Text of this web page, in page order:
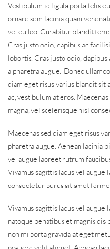
Vestibulum id ligula porta felis
ornare sem lacinia quam
vel eu leo. Curabitur blandit
Cras justo odio, dapibus ac
lobortis. Cras justo odio,
a pharetra augue. Donec
diam eget risus varius blandit sit
ac, vestibulum at eros.
magna, vel scelerisque nisl
Maecenas sed diam eget risus
pharetra augue. Aenean lacinia
vel augue laoreet rutrum
Vivamus sagittis lacus vel
consectetur purus sit amet
Vivamus sagittis lacus vel
natoque penatibus et magnis
non mi porta gravida at eget